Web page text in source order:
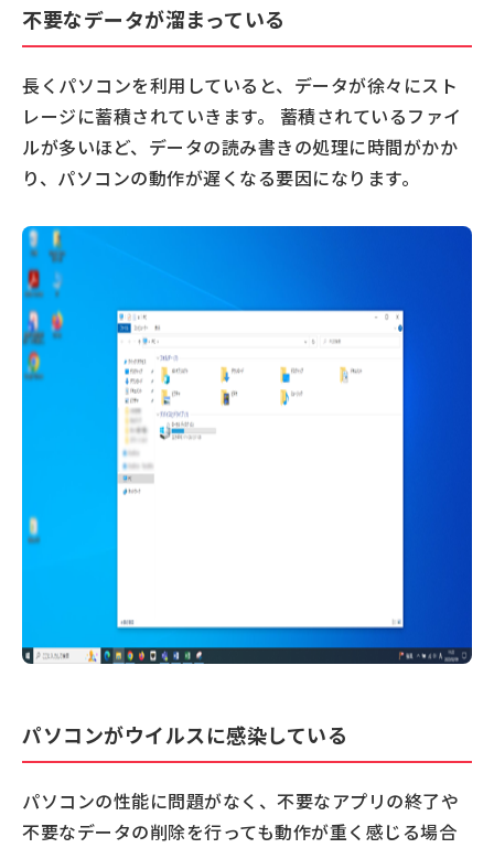
不要なデータが溜まっている
長くパソコンを利用していると、データが徐々にスト
レージに蓄積されていきます。 蓄積されているファイ
ルが多いほど、データの読み書きの処理に時間がかか
り、パソコンの動作が遅くなる要因になります。
パソコンがウイルスに感染している
パソコンの性能に問題がなく、不要なアプリの終了や
不要なデータの削除を行っても動作が重く感じる場合